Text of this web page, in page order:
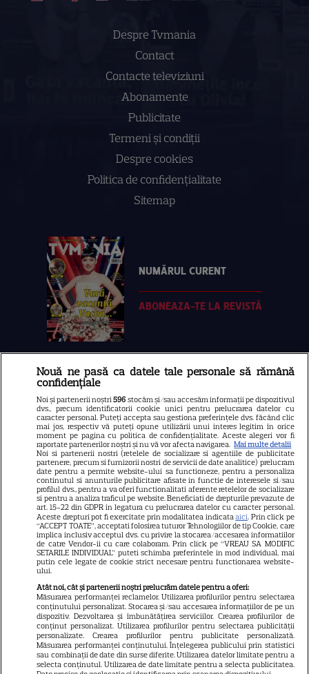
Despre Tvmania
Contact
Contacte televiziuni
Abonamente
Publicitate
Termeni și condiții
Despre cookies
Politica de confidenţialitate
Sitemap
NUMĂRUL CURENT
ABONEAZA-TE LA REVISTĂ
Libertatea
Libertatea pentru femei
GSP
Știri mondene
Avantaje
Elle
Unica
Retete practice
URMĂREȘTE-NE PE
Copyright2026 Ringier Romania – Toate Drepturile rezervate
Nouă ne pasă ca datele tale personale să rămână
confidențiale
Noi și partenerii noștri596 stocăm și/sau accesăm informații pe dispozitivul
dvs., precum identificatorii cookie unici pentru prelucrarea datelor cu
caracter personal. Puteți accepta sau gestiona preferințele dvs. făcând clic
mai jos, respectiv vă puteți opune utilizării unui interes legitim în orice
moment pe pagina cu politica de confidențialitate. Aceste alegeri vor fi
raportate partenerilor noștri și nu vă vor afecta navigarea. Mai multe detalii
Noi si partenerii nostri (retelele de socializare si agentiile de publicitate
partenere, precum si furnizorii nostri de servicii de date analitice) prelucram
date pentru a permite website-ului sa functioneze, pentru a personaliza
continutul si anunturile publicitare afisate in functie de interesele si/sau
profilul dvs., pentru a va oferi functionalitati aferente retelelor de socializare
si pentru a analiza traficul pe website. Beneficiati de drepturile prevazute de
art. 15-22 din GDPR in legatura cu prelucrarea datelor cu caracter personal.
Aceste drepturi pot fi exercitate prin modalitatea indicataaici. Prin click pe
“ACCEPT TOATE”, acceptati folosirea tuturor Tehnologiilor de tip Cookie, care
implica inclusiv acceptul dvs. cu privire la stocarea/accesarea informatiilor
de catre Vendor-ii cu care colaboram. Prin click pe “VREAU SA MODIFIC
SETARILE INDIVIDUAL” puteti schimba preferintele in mod individual, mai
putin cele legate de cookie strict necesare pentru functionarea website-
ului.
Atât noi, cât și partenerii noștri prelucrăm datele pentru a oferi:
Măsurarea performanței reclamelor. Utilizarea profilurilor pentru selectarea
conținutului personalizat. Stocarea și/sau accesarea informațiilor de pe un
dispozitiv. Dezvoltarea și îmbunătățirea serviciilor. Crearea profilurilor de
conținut personalizat. Utilizarea profilurilor pentru selectarea publicității
personalizate. Crearea profilurilor pentru publicitate personalizată.
Măsurarea performanței conținutului. Înțelegerea publicului prin statistici
sau combinații de date din surse diferite. Utilizarea datelor limitate pentru a
selecta conținutul. Utilizarea de date limitate pentru a selecta publicitatea.